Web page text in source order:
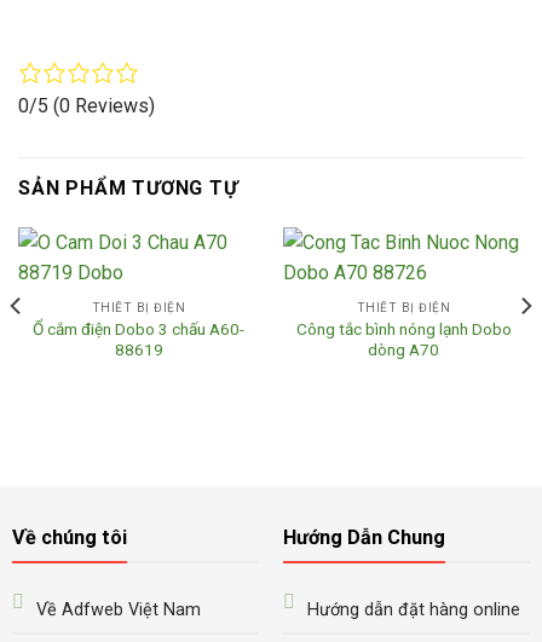
0/5 (0 Reviews)
SẢN PHẨM TƯƠNG TỰ
THIẾT BỊ ĐIỆN
Ổ cắm điện Dobo 3 chấu A60-
88619
THIẾT BỊ ĐIỆN
Công tắc bình nóng lạnh Dobo
dòng A70
Về chúng tôi
Về Adfweb Việt Nam
Hướng Dẫn Chung
Hướng dẫn đặt hàng online